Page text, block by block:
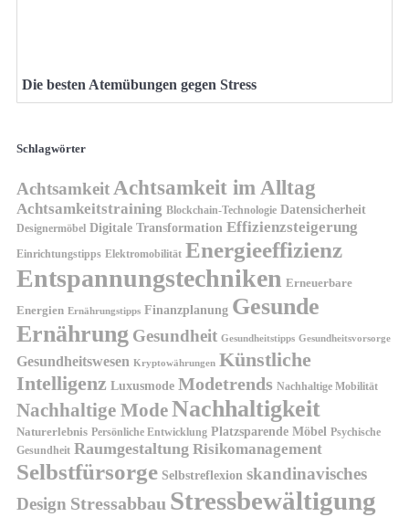
Die besten Atemübungen gegen Stress
Schlagwörter
AchtsamkeitAchtsamkeit im Alltag
Achtsamkeitstraining Blockchain-Technologie Datensicherheit
Designermöbel Digitale Transformation Effizienzsteigerung
Einrichtungstipps Elektromobilität Energieeffizienz
Entspannungstechniken Erneuerbare
Energien Ernährungstipps Finanzplanung Gesunde
Ernährung Gesundheit Gesundheitstipps Gesundheitsvorsorge
Gesundheitswesen Kryptowährungen Künstliche
Intelligenz Luxusmode Modetrends Nachhaltige Mobilität
Nachhaltige ModeNachhaltigkeit
Naturerlebnis Persönliche Entwicklung Platzsparende Möbel Psychische
Gesundheit Raumgestaltung Risikomanagement
Selbstfürsorge Selbstreflexion skandinavisches
Design Stressabbau Stressbewältigung